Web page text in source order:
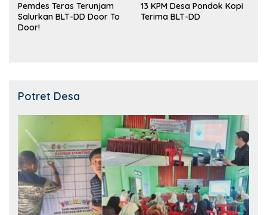
Pemdes Teras Terunjam
Salurkan BLT-DD Door To
Door!
13 KPM Desa Pondok Kopi
Terima BLT-DD
Potret Desa